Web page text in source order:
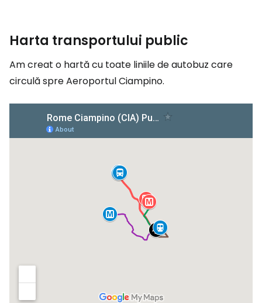
Harta transportului public
Am creat o hartă cu toate liniile de autobuz care
circulă spre Aeroportul Ciampino.